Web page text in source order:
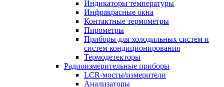
Индикаторы температуры
Инфракрасные окна
Контактные термометры
Пирометры
Приборы для холодильных систем и
систем кондиционирования
Термодетекторы
Радиоизмерительные приборы
LCR-мосты/измерители
Анализаторы